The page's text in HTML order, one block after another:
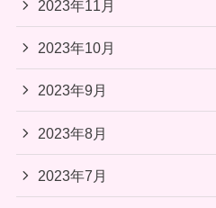
2023年11月
2023年10月
2023年9月
2023年8月
2023年7月